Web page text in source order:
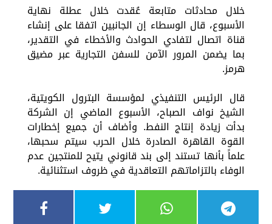
خلال محادثات متابعة عُقدت خلال عطلة نهاية
الأسبوع، قال الوسطاء إن الجانبين اتفقا على إنشاء
قناة اتصال لتفادي الحوادث والأخطاء في التقدير،
بما يضمن المرور الآمن للسفن التجارية عبر مضيق
هرمز.
قال الرئيس التنفيذي لمؤسسة البترول الكويتية،
الشيخ نواف الصباح، الأسبوع الماضي إن الشركة
بدأت زيادة إنتاج النفط. وأضاف أن جميع إخطارات
القوة القاهرة الصادرة خلال الحرب سيتم سحبها،
علماً بأنها تستند إلى بند قانوني يتيح للمنتجين عدم
الوفاء بالتزاماتهم التعاقدية في ظروف استثنائية.